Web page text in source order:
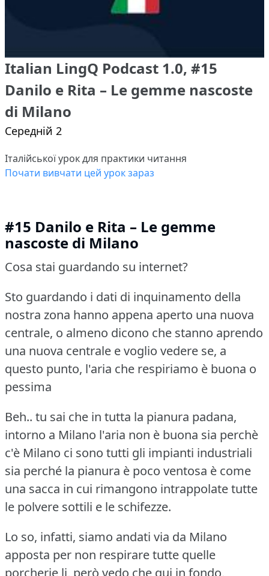
Italian LingQ Podcast 1.0, #15
Danilo e Rita – Le gemme nascoste
di Milano
Середній 2
Італійської урок для практики читання
Почати вивчати цей урок зараз
#15 Danilo e Rita – Le gemme
nascoste di Milano
Cosa stai guardando su internet?
Sto guardando i dati di inquinamento della
nostra zona hanno appena aperto una nuova
centrale, o almeno dicono che stanno aprendo
una nuova centrale e voglio vedere se, a
questo punto, l'aria che respiriamo è buona o
pessima
Beh.. tu sai che in tutta la pianura padana,
intorno a Milano l'aria non è buona sia perchè
c'è Milano ci sono tutti gli impianti industriali
sia perché la pianura è poco ventosa è come
una sacca in cui rimangono intrappolate tutte
le polvere sottili e le schifezze.
Lo so, infatti, siamo andati via da Milano
apposta per non respirare tutte quelle
porcherie li, però vedo che qui in fondo,